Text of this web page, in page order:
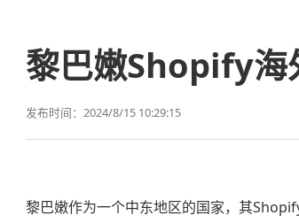
黎巴嫩Shopify海
发布时间：2024/8/15 10:29:15
黎巴嫩作为一个中东地区的国家，其